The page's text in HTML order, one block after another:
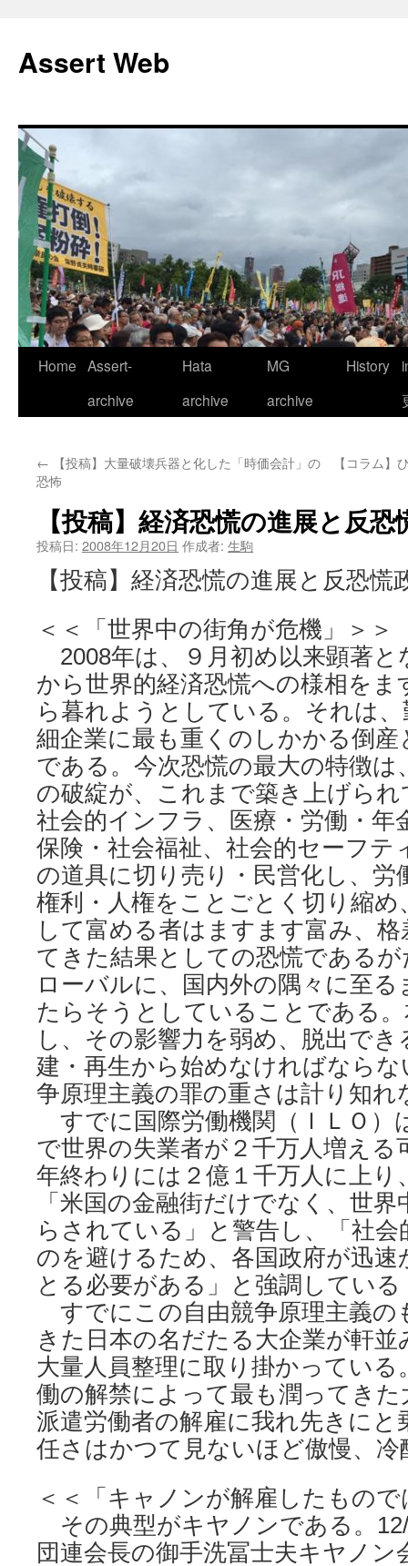
テ
ン
ス
キ
ッ
プ
Assert Web
Home Assert-
archive
Hata
archive
MG
archive
History
← 【投稿】大量破壊兵器と化した「時価会計」の
恐怖
【コラム
【投稿】経済恐慌の進展と反恐
投稿日: 2008年12月20日 作成者: 生駒
【投稿】経済恐慌の進展と反恐慌
＜＜「世界中の街角が危機」＞＞
2008年は、９月初め以来顕著と
から世界的経済恐慌への様相を
ら暮れようとしている。それは
細企業に最も重くのしかかる倒産
である。今次恐慌の最大の特徴は
の破綻が、これまで築き上げら
社会的インフラ、医療・労働・年
保険・社会福祉、社会的セーフテ
の道具に切り売り・民営化し、労
権利・人権をことごとく切り縮め
して富める者はますます富み、
てきた結果としての恐慌である
ローバルに、国内外の隅々に至
たらそうとしていることである
し、その影響力を弱め、脱出で
建・再生から始めなければなら
争原理主義の罪の重さは計り知れ
すでに国際労働機関（ＩＬＯ）
で世界の失業者が２千万人増える
年終わりには２億１千万人に上り
「米国の金融街だけでなく、世
らされている」と警告し、「社
のを避けるため、各国政府が迅
とる必要がある」と強調している
すでにこの自由競争原理主義の
きた日本の名だたる大企業が軒
大量人員整理に取り掛かっている
働の解禁によって最も潤ってき
派遣労働者の解雇に我れ先きにと
任さはかつて見ないほど傲慢、
＜＜「キャノンが解雇したもの
その典型がキヤノンである。
団連会長の御手洗冨士夫キヤノン